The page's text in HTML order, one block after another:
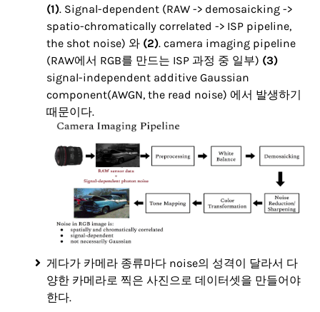
(1). Signal-dependent (RAW -> demosaicking ->
spatio-chromatically correlated -> ISP pipeline,
the shot noise) 와 (2). camera imaging pipeline
(RAW에서 RGB를 만드는 ISP 과정 중 일부) (3)
signal-independent additive Gaussian
component(AWGN, the read noise) 에서 발생하기
때문이다.
게다가 카메라 종류마다 noise의 성격이 달라서 다
양한 카메라로 찍은 사진으로 데이터셋을 만들어야
한다.